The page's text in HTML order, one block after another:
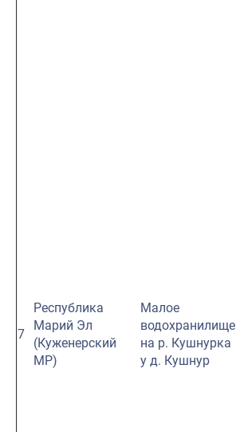
7
Республика
Марий Эл
(Куженерский
МР)
Малое
водохранилище
на р. Кушнурка
у д. Кушнур